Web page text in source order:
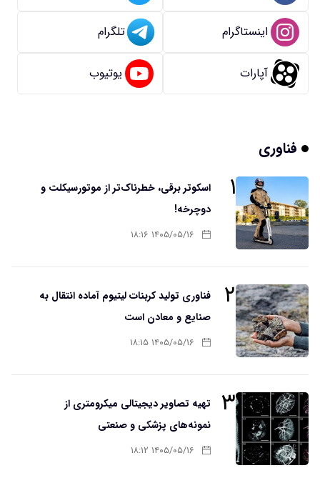
اینستاگرام تلگرام
آپارات یوتیوب
فناوری
۱
اسکوتر برقی، خطرناک‌تر از موتورسیکلت و
دوچرخه!
۱۴۰۵/۰۵/۱۶ ۱۸:۱۶
۲
فناوری تولید کربنات لیتیوم آماده انتقال به
صنایع و معادن است
۱۴۰۵/۰۵/۱۶ ۱۸:۱۵
۳
تهیه تصاویر دیجیتالی میکرومتری از
نمونه‌های پزشکی و صنعتی
۱۴۰۵/۰۵/۱۶ ۱۸:۱۲